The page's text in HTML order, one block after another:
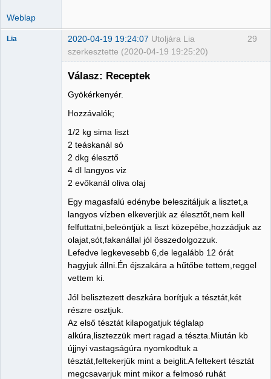
Weblap
29
Lia 2020-04-19 19:24:07 Utoljára Lia
szerkesztette (2020-04-19 19:25:20)
Válasz: Receptek
Gyökérkenyér.
Hozzávalók;
1/2 kg sima liszt
2 teáskanál só
2 dkg élesztő
4 dl langyos viz
2 evőkanál oliva olaj
Egy magasfalú edénybe beleszitáljuk a lisztet,a
langyos vízben elkeverjük az élesztőt,nem kell
felfuttatni,beleöntjük a liszt közepébe,hozzádjuk az
olajat,sót,fakanállal jól összedolgozzuk.
Lefedve legkevesebb 6,de legalább 12 órát
hagyjuk állni.Én éjszakára a hűtőbe tettem,reggel
vettem ki.
Jól belisztezett deszkára borítjuk a tésztát,két
részre osztjuk.
Az első tésztát kilapogatjuk téglalap
alkúra,lisztezzük mert ragad a tészta.Miután kb
újjnyi vastagságúra nyomkodtuk a
tésztát,feltekerjük mint a beiglit.A feltekert tésztát
megcsavarjuk mint mikor a felmosó ruhát